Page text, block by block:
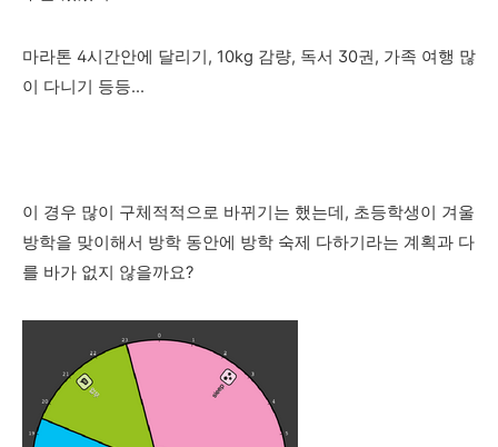
마라톤 4시간안에 달리기, 10kg 감량, 독서 30권, 가족 여행 많
이 다니기 등등...
이 경우 많이 구체적적으로 바뀌기는 했는데, 초등학생이 겨울
방학을 맞이해서 방학 동안에 방학 숙제 다하기라는 계획과 다
를 바가 없지 않을까요?